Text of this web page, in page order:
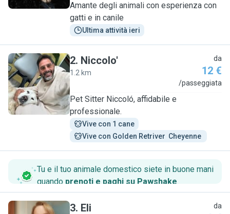
Amante degli animali con esperienza con
gatti e in canile
Ultima attività ieri
N
2. Niccolo'
1.2 km
da
12 €
/passeggiata
Pet Sitter Niccoló, affidabile e
professionale.
Vive con 1 cane
Vive con Golden Retriver  Cheyenne
Tu e il tuo animale domestico siete in buone mani
quando prenoti e paghi su Pawshake.
3. Eli da